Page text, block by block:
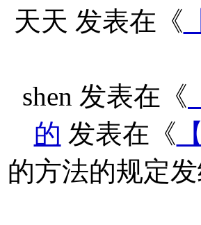
天天 发表在《
shen 发表在《
的 发表在《
的方法的规定